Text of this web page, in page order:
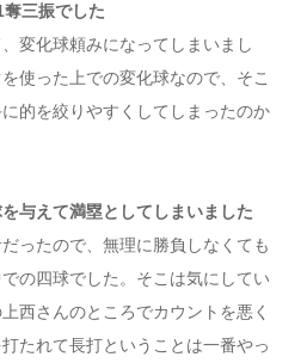
三振でした
変化球頼みになってしまいまし
使った上での変化球なので、そこ
的を絞りやすくしてしまったのか
与えて満塁としてしまいました
ったので、無理に勝負しなくても
の四球でした。そこは気にしてい
西さんのところでカウントを悪く
たれて長打ということは一番やっ